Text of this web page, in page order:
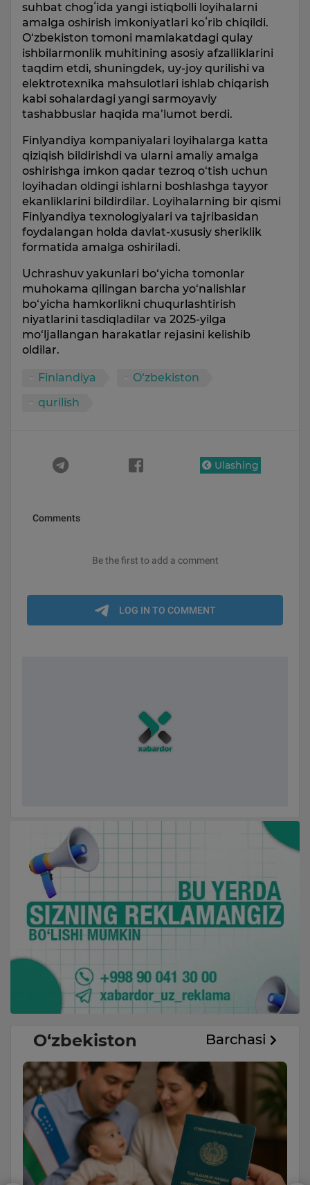
suhbat chogʻida yangi istiqbolli loyihalarni
amalga oshirish imkoniyatlari koʻrib chiqildi.
O‘zbekiston tomoni mamlakatdagi qulay
ishbilarmonlik muhitining asosiy afzalliklarini
taqdim etdi, shuningdek, uy-joy qurilishi va
elektrotexnika mahsulotlari ishlab chiqarish
kabi sohalardagi yangi sarmoyaviy
tashabbuslar haqida ma’lumot berdi.
Finlyandiya kompaniyalari loyihalarga katta
qiziqish bildirishdi va ularni amaliy amalga
oshirishga imkon qadar tezroq o‘tish uchun
loyihadan oldingi ishlarni boshlashga tayyor
ekanliklarini bildirdilar. Loyihalarning bir qismi
Finlyandiya texnologiyalari va tajribasidan
foydalangan holda davlat-xususiy sheriklik
formatida amalga oshiriladi.
Uchrashuv yakunlari bo‘yicha tomonlar
muhokama qilingan barcha yo‘nalishlar
bo‘yicha hamkorlikni chuqurlashtirish
niyatlarini tasdiqladilar va 2025-yilga
mo‘ljallangan harakatlar rejasini kelishib
oldilar.
Finlandiya
O‘zbekiston
qurilish
Ulashing
O‘zbekiston Barchasi